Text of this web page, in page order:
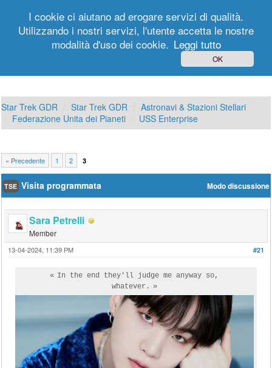
Registrati
Star Trek GDR Star Trek GDR
Astronavi & Stazioni Stellari
Federazione Unita dei Pianeti
USS Enterprise
« Precedente 1 2 3
Modo discussione
TSE Visita programmata
Sara Petrelli
Member
#21
13-04-2024, 11:39 PM
In the end they'll judge me anyway so,
whatever.
I cookie ci aiutano ad erogare servizi di qualità.
Utilizzando i nostri servizi, l'utente accetta le nostre
modalità d'uso dei cookie. Leggi tutto
OK